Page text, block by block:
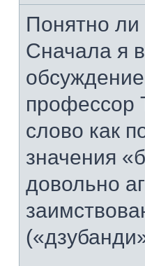
Понятно ли
Сначала я
профессор
слово как
значения
довольно